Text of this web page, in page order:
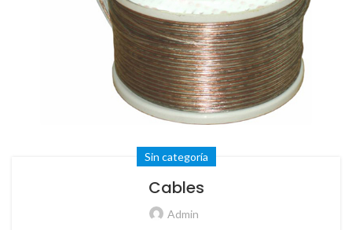
Sin categoría
Cables
Admin